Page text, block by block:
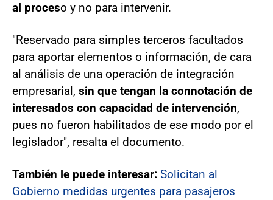
al proceso y no para intervenir.
"Reservado para simples terceros facultados
para aportar elementos o información, de cara
al análisis de una operación de integración
empresarial, sin que tengan la connotación de
interesados con capacidad de intervención,
pues no fueron habilitados de ese modo por el
legislador", resalta el documento.
También le puede interesar: Solicitan al
Gobierno medidas urgentes para pasajeros